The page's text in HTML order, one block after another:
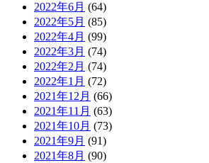
2022年6月 (64)
2022年5月 (85)
2022年4月 (99)
2022年3月 (74)
2022年2月 (74)
2022年1月 (72)
2021年12月 (66)
2021年11月 (63)
2021年10月 (73)
2021年9月 (91)
2021年8月 (90)